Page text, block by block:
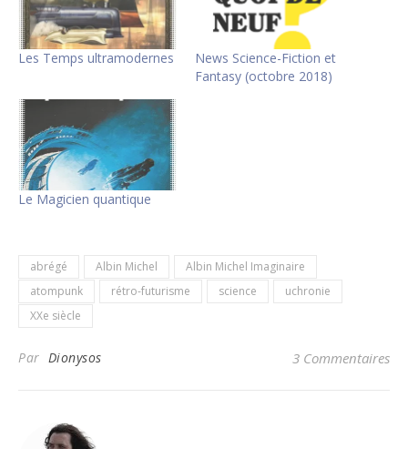
Les Temps ultramodernes
News Science-Fiction et
Fantasy (octobre 2018)
Le Magicien quantique
abrégé Albin Michel
Albin Michel Imaginaire
atompunk
rétro-futurisme science
uchronie
XXe siècle
Par Dionysos 3 Commentaires